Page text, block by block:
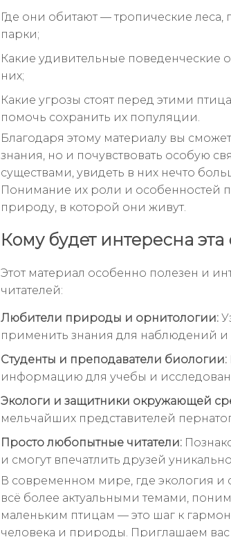
Где они обитают — тропические
парки;
Какие удивительные поведенческие
них;
Какие угрозы стоят перед этими
помочь сохранить их популяции.
Благодаря этому материалу вы
знания, но и почувствовать особую
существами, увидеть в них нечто
Понимание их роли и особенностей
природу, в которой они живут.
Кому будет интересна эта
Этот материал особенно полезен и
читателей:
Любители природы и орнитологии:
применить знания для наблюдений и
Студенты и преподаватели биологии:
информацию для учебы и
Экологи и защитники окружающей
мельчайших представителей
Просто любопытные читатели:
и смогут впечатлить друзей
В современном мире, где экология и
всё более актуальными темами,
маленьким птицам — это шаг к
человека и природы. Приглашаем вас